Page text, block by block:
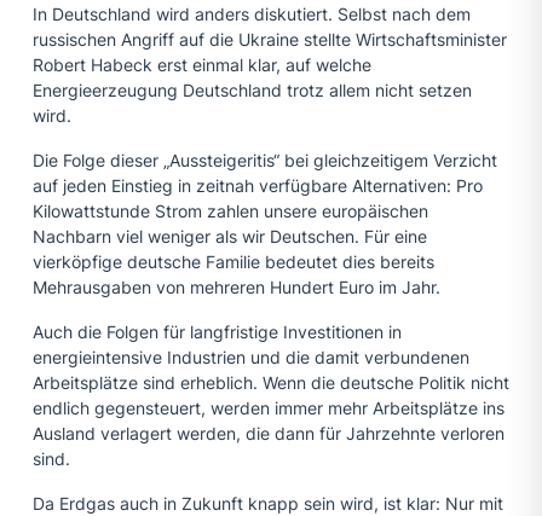
In Deutschland wird anders diskutiert. Selbst nach dem
russischen Angriff auf die Ukraine stellte Wirtschaftsminister
Robert Habeck erst einmal klar, auf welche
Energieerzeugung Deutschland trotz allem nicht setzen
wird.
Die Folge dieser „Aussteigeritis“ bei gleichzeitigem Verzicht
auf jeden Einstieg in zeitnah verfügbare Alternativen: Pro
Kilowattstunde Strom zahlen unsere europäischen
Nachbarn viel weniger als wir Deutschen. Für eine
vierköpfige deutsche Familie bedeutet dies bereits
Mehrausgaben von mehreren Hundert Euro im Jahr.
Auch die Folgen für langfristige Investitionen in
energieintensive Industrien und die damit verbundenen
Arbeitsplätze sind erheblich. Wenn die deutsche Politik nicht
endlich gegensteuert, werden immer mehr Arbeitsplätze ins
Ausland verlagert werden, die dann für Jahrzehnte verloren
sind.
Da Erdgas auch in Zukunft knapp sein wird, ist klar: Nur mit